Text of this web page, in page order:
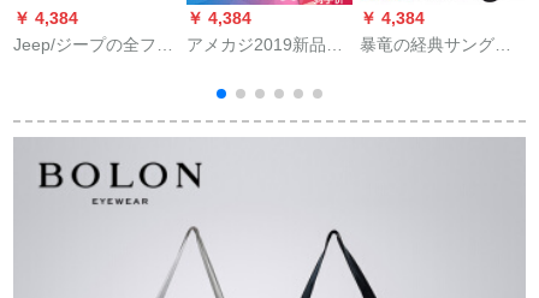
￥ 4,384
Jeep/ジープの全フレ
男女を运転していま
のハススキー黒枠灰
色のJEEPR 7003-M
￥ 4,384
アメカジ2019新品子
と女の子サングリス
男女紫外線キャバク
歳-7歳
￥ 4,384
暴竜の経典サングリ
色偏光镜で潮人运転
枠金梁黒灰片